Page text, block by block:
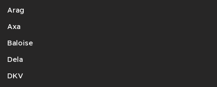
Arag
Axa
Baloise
Dela
DKV